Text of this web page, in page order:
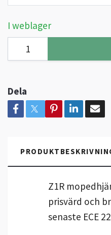
I weblager
Dela
Z1R
prisvärd och
senaste ECE